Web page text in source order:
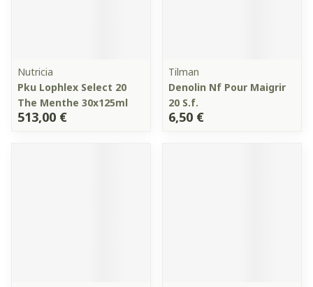
Nutricia
Pku Lophlex Select 20
The Menthe 30x125ml
513,00 €
Tilman
Denolin Nf Pour Maigrir
20 S.f.
6,50 €